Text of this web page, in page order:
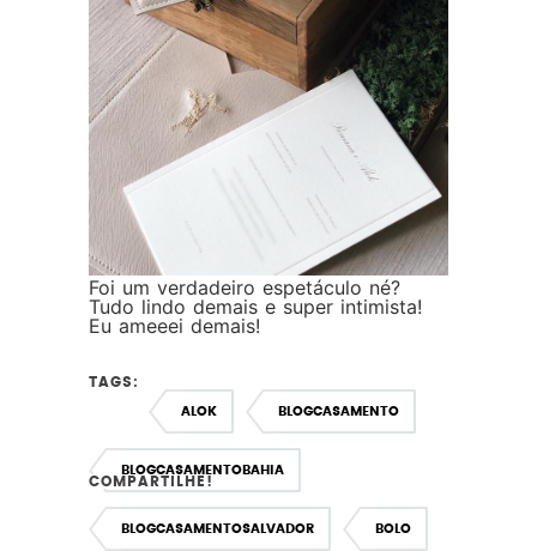
Foi um verdadeiro espetáculo né?
Tudo lindo demais e super intimista!
Eu ameeei demais!
TAGS:
ALOK BLOGCASAMENTO
BLOGCASAMENTOBAHIA
BLOGCASAMENTOSALVADOR BOLO
COMPARTILHE!